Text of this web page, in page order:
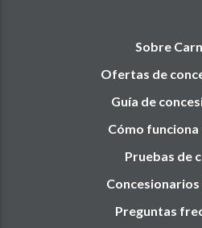
Sobre
Ofertas de
Guía de
Cómo
Pruebas de
Preguntas